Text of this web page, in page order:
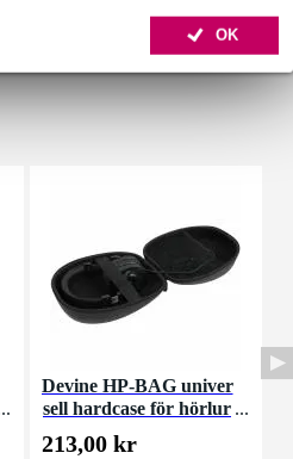
OK
Devine HP-BAG univer
sell hardcase för hörlur
213,00 kr